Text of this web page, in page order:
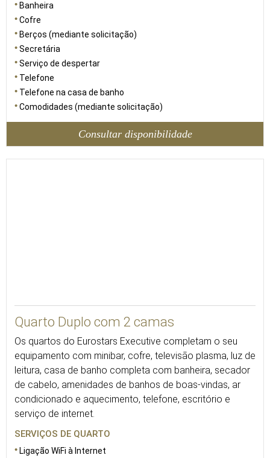
Banheira
Cofre
Berços (mediante solicitação)
Secretária
Serviço de despertar
Telefone
Telefone na casa de banho
Comodidades (mediante solicitação)
Consultar disponibilidade
Quarto Duplo com 2 camas
Os quartos do Eurostars Executive completam o seu
equipamento com minibar, cofre, televisão plasma, luz de
leitura, casa de banho completa com banheira, secador
de cabelo, amenidades de banhos de boas-vindas, ar
condicionado e aquecimento, telefone, escritório e
serviço de internet.
SERVIÇOS DE QUARTO
Ligação WiFi à Internet